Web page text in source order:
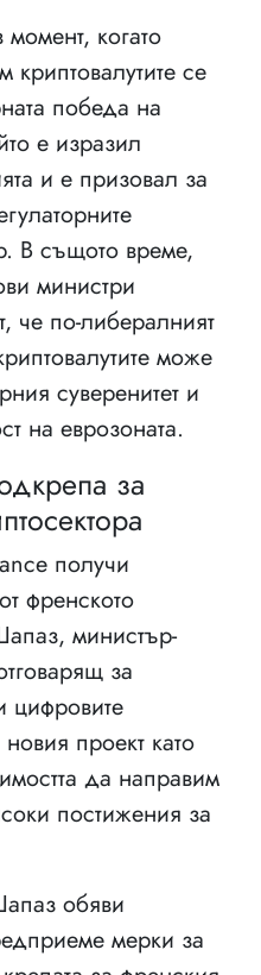
когато
криптовалутите се
победа на
е изразил
и е призовал за
В същото време,
министри
че по-либералният
може
суверенитет и
на еврозоната.
за
получи
френското
министър-
за
цифровите
проект като
да направим
постижения за
обяви
мерки за